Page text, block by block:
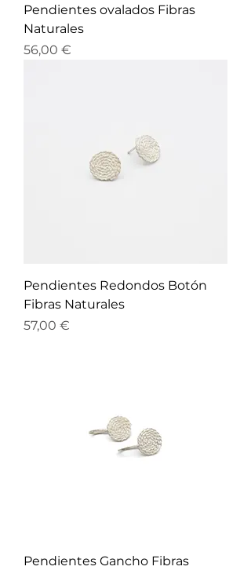
Pendientes ovalados Fibras
Naturales
Precio
56,00 €
Pendientes Redondos Botón
Fibras Naturales
Precio
57,00 €
Pendientes Gancho Fibras